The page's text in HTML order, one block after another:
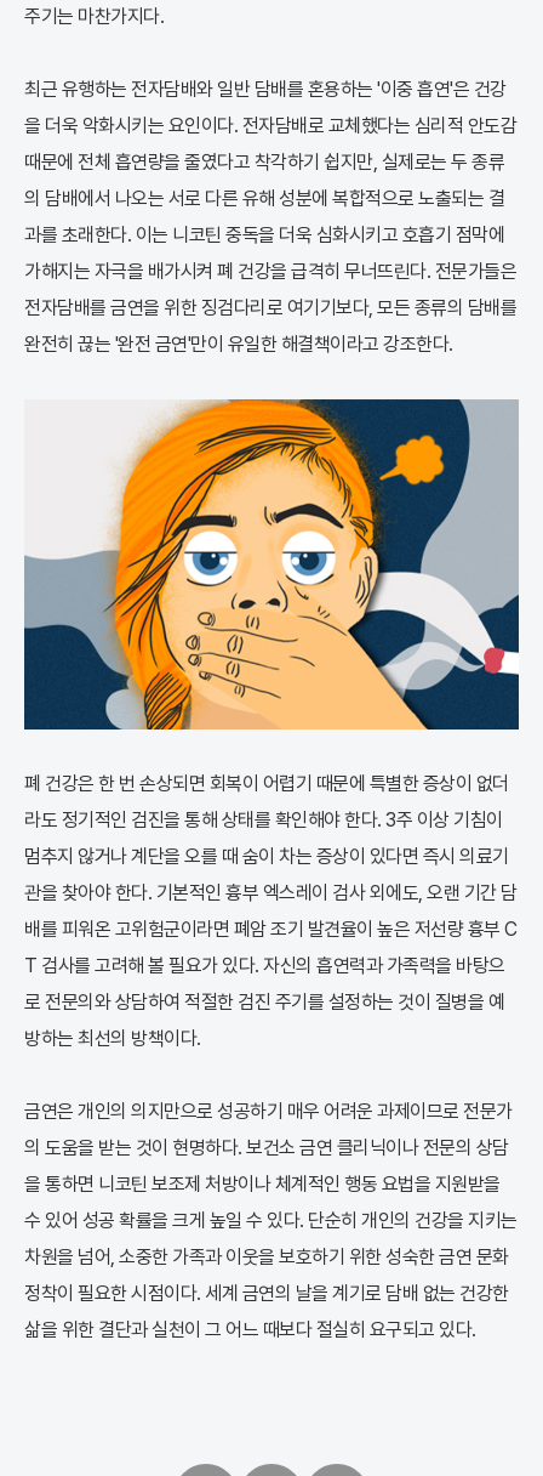
주기는 마찬가지다.
최근 유행하는 전자담배와 일반 담배를 혼용하는 '이중 흡연'은 건강
을 더욱 악화시키는 요인이다. 전자담배로 교체했다는 심리적 안도감
때문에 전체 흡연량을 줄였다고 착각하기 쉽지만, 실제로는 두 종류
의 담배에서 나오는 서로 다른 유해 성분에 복합적으로 노출되는 결
과를 초래한다. 이는 니코틴 중독을 더욱 심화시키고 호흡기 점막에
가해지는 자극을 배가시켜 폐 건강을 급격히 무너뜨린다. 전문가들은
전자담배를 금연을 위한 징검다리로 여기기보다, 모든 종류의 담배를
완전히 끊는 '완전 금연'만이 유일한 해결책이라고 강조한다.
폐 건강은 한 번 손상되면 회복이 어렵기 때문에 특별한 증상이 없더
라도 정기적인 검진을 통해 상태를 확인해야 한다. 3주 이상 기침이
멈추지 않거나 계단을 오를 때 숨이 차는 증상이 있다면 즉시 의료기
관을 찾아야 한다. 기본적인 흉부 엑스레이 검사 외에도, 오랜 기간 담
배를 피워온 고위험군이라면 폐암 조기 발견율이 높은 저선량 흉부 C
T 검사를 고려해 볼 필요가 있다. 자신의 흡연력과 가족력을 바탕으
로 전문의와 상담하여 적절한 검진 주기를 설정하는 것이 질병을 예
방하는 최선의 방책이다.
금연은 개인의 의지만으로 성공하기 매우 어려운 과제이므로 전문가
의 도움을 받는 것이 현명하다. 보건소 금연 클리닉이나 전문의 상담
을 통하면 니코틴 보조제 처방이나 체계적인 행동 요법을 지원받을
수 있어 성공 확률을 크게 높일 수 있다. 단순히 개인의 건강을 지키는
차원을 넘어, 소중한 가족과 이웃을 보호하기 위한 성숙한 금연 문화
정착이 필요한 시점이다. 세계 금연의 날을 계기로 담배 없는 건강한
삶을 위한 결단과 실천이 그 어느 때보다 절실히 요구되고 있다.